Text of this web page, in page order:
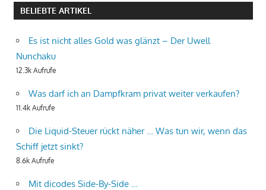
BELIEBTE ARTIKEL
Es ist nicht alles Gold was glänzt – Der Uwell
Nunchaku
12.3k Aufrufe
Was darf ich an Dampfkram privat weiter verkaufen?
11.4k Aufrufe
Die Liquid-Steuer rückt näher … Was tun wir, wenn das
Schiff jetzt sinkt?
8.6k Aufrufe
Mit dicodes Side-By-Side …